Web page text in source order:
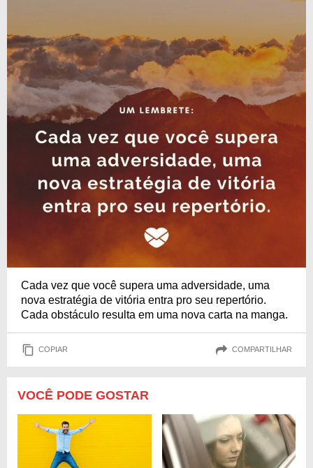
Cada vez que você supera uma adversidade, uma
nova estratégia de vitória entra pro seu repertório.
Cada obstáculo resulta em uma nova carta na manga.
COPIAR COMPARTILHAR
VOCÊ PODE GOSTAR